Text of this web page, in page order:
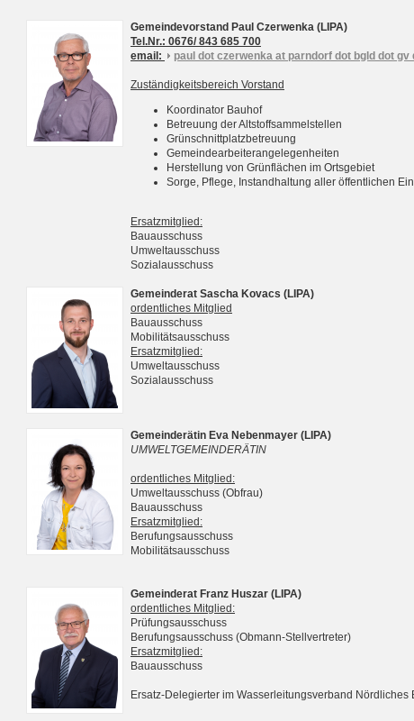
Gemeindevorstand Paul Czerwenka (LIPA)
Tel.Nr.: 0676/ 843 685 700
email:
paul dot czerwenka at parndorf dot bgld dot gv
Zuständigkeitsbereich Vorstand
Koordinator Bauhof
Betreuung der Altstoffsammelstellen
Grünschnittplatzbetreuung
Gemeindearbeiterangelegenheiten
Herstellung von Grünflächen im Ortsgebiet
Sorge, Pflege, Instandhaltung aller öffentlichen
Ersatzmitglied:
Bauausschuss
Umweltausschuss
Sozialausschuss
Gemeinderat Sascha Kovacs (LIPA)
ordentliches Mitglied
Bauausschuss
Mobilitätsausschuss
Ersatzmitglied:
Umweltausschuss
Sozialausschuss
Gemeinderätin Eva Nebenmayer (LIPA)
UMWELTGEMEINDERÄTIN
ordentliches Mitglied:
Umweltausschuss (Obfrau)
Bauausschuss
Ersatzmitglied:
Berufungsausschuss
Mobilitätsausschuss
Gemeinderat Franz Huszar (LIPA)
ordentliches Mitglied:
Prüfungsausschuss
Berufungsausschuss (Obmann-Stellvertreter)
Ersatzmitglied:
Bauausschuss
Ersatz-Delegierter im Wasserleitungsverband Nördliches